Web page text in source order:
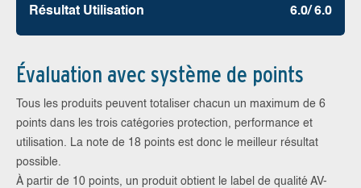
Résultat Utilisation 6.0/ 6.0
Évaluation avec système de points
Tous les produits peuvent totaliser chacun un maximum de 6
points dans les trois catégories protection, performance et
utilisation. La note de 18 points est donc le meilleur résultat
possible.
À partir de 10 points, un produit obtient le label de qualité AV-